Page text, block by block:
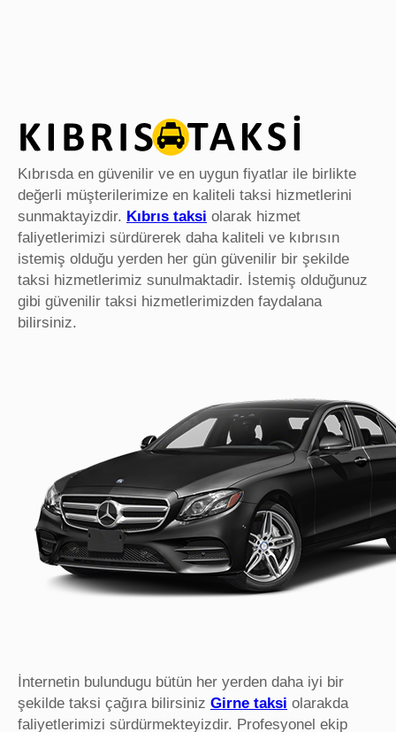
Kıbrısda en güvenilir ve en uygun fiyatlar ile birlikte
değerli müşterilerimize en kaliteli taksi hizmetlerini
sunmaktayizdir. Kıbrıs taksi olarak hizmet
faliyetlerimizi sürdürerek daha kaliteli ve kıbrısın
istemiş olduğu yerden her gün güvenilir bir şekilde
taksi hizmetlerimiz sunulmaktadir. İstemiş olduğunuz
gibi güvenilir taksi hizmetlerimizden faydalana
bilirsiniz.
İnternetin bulundugu bütün her yerden daha iyi bir
şekilde taksi çağıra bilirsiniz Girne taksi olarakda
faliyetlerimizi sürdürmekteyizdir. Profesyonel ekip